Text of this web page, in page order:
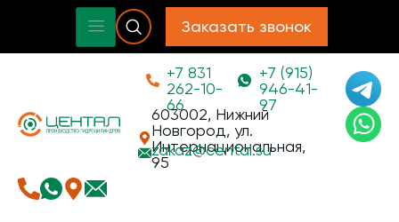
Заказать звонок
+7 831
262-10-
66
+7 (915)
946-41-
97
603002, Нижний
Новгород, ул.
Интернациональная,
95
zakaz@cental.su